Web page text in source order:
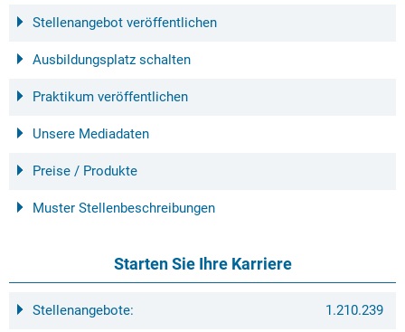
Stellenangebot veröffentlichen
Ausbildungsplatz schalten
Praktikum veröffentlichen
Unsere Mediadaten
Preise / Produkte
Muster Stellenbeschreibungen
Starten Sie Ihre Karriere
Stellenangebote: 1.210.239